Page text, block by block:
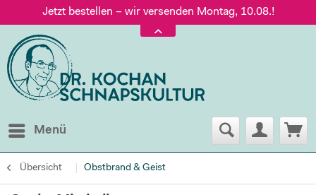
Jetzt bestellen – wir versenden Montag, 10.08.!
Versand nur 5,60 €, gratis ab 95 € Warenwert
Jetzt bestellen – wir versenden Montag, 10.08.!
Menü
Übersicht Obstbrand & Geist